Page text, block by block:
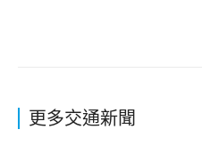
更多交通新聞